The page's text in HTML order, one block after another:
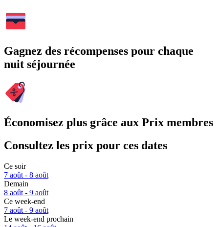
Gagnez des récompenses pour chaque
nuit séjournée
Économisez plus grâce aux Prix membres
Consultez les prix pour ces dates
Ce soir
7 août - 8 août
Demain
8 août - 9 août
Ce week-end
7 août - 9 août
Le week-end prochain